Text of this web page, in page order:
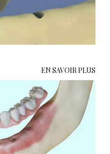
EN SAVOIR PLUS